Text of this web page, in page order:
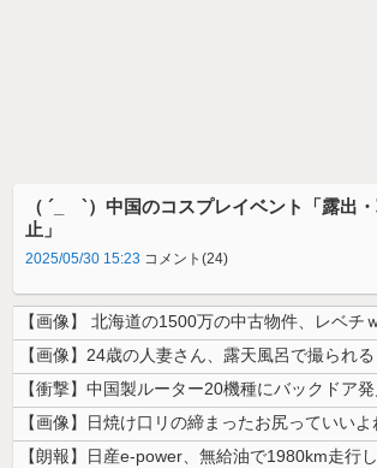
（ ´_ゝ`）中国のコスプレイベント「露
止」
2025/05/30 15:23 コメント(24)
【画像】日焼け口リの締まったお尻っていい